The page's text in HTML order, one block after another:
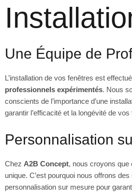
Une Équipe de
L’installation de vos fenêtres est
professionnels expérimentés. Nous
conscients de l’importance d’une
garantir l’efficacité et la longévité de vos
Personnalisation
Chez A2B Concept, nous croyons que
unique. C’est pourquoi nous offrons
personnalisation sur mesure pour